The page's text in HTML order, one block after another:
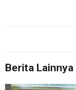
Berita Lainnya